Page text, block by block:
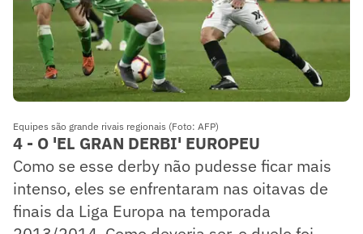
Equipes são grande rivais regionais (Foto: AFP)
4 - O 'EL GRAN DERBI' EUROPEU
Como se esse derby não pudesse ficar mais
intenso, eles se enfrentaram nas oitavas de
finais da Liga Europa na temporada